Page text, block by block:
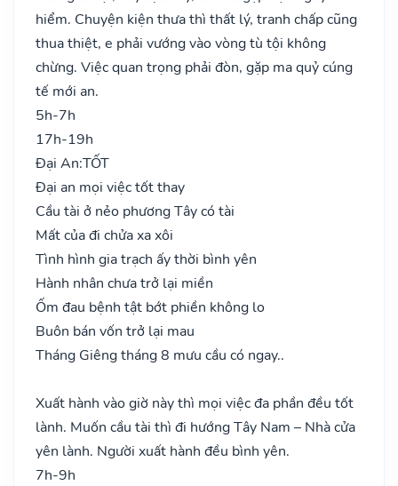
hiểm. Chuyện kiện thưa thì thất lý, tranh chấp cũng
thua thiệt, e phải vướng vào vòng tù tội không
chừng. Việc quan trọng phải đòn, gặp ma quỷ cúng
tế mới an.
5h-7h
17h-19h
Đại An:TỐT
Đại an mọi việc tốt thay
Cầu tài ở nẻo phương Tây có tài
Mất của đi chửa xa xôi
Tình hình gia trạch ấy thời bình yên
Hành nhân chưa trở lại miền
Ốm đau bệnh tật bớt phiền không lo
Buôn bán vốn trở lại mau
Tháng Giêng tháng 8 mưu cầu có ngay..
Xuất hành vào giờ này thì mọi việc đa phần đều tốt
lành. Muốn cầu tài thì đi hướng Tây Nam – Nhà cửa
yên lành. Người xuất hành đều bình yên.
7h-9h